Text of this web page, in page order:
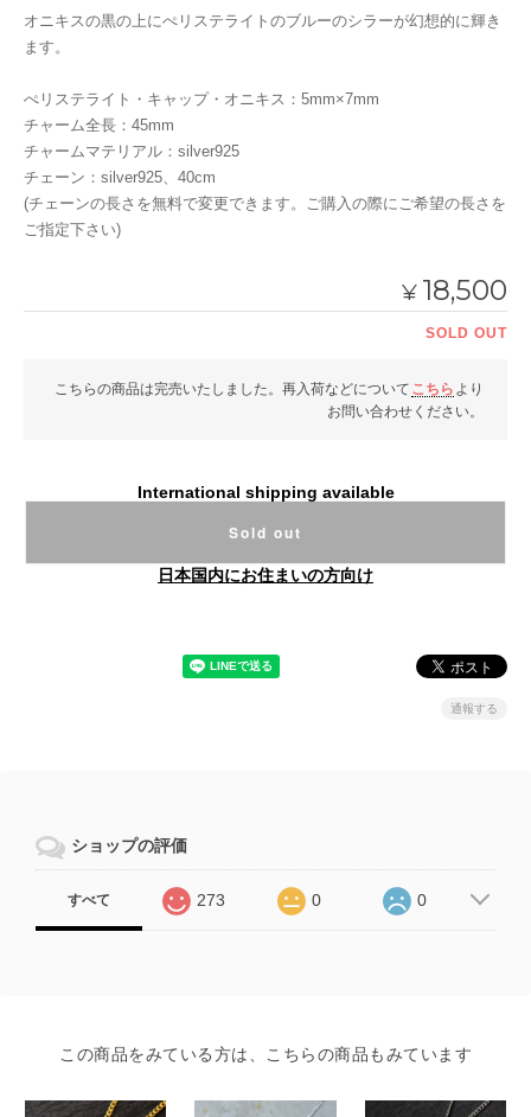
オニキスの黒の上にぺリステライトのブルーのシラーが幻想的に輝き
ます。
ぺリステライト・キャップ・オニキス：5mm×7mm
チャーム全長：45mm
チャームマテリアル：silver925
チェーン：silver925、40cm
(チェーンの長さを無料で変更できます。ご購入の際にご希望の長さを
ご指定下さい)
¥ 18,500
SOLD OUT
こちらの商品は完売いたしました。再入荷などについて こちら より
お問い合わせください。
International shipping available
Sold out
日本国内にお住まいの方向け
通報する
ショップの評価
すべて 273 0 0
この商品をみている方は、こちらの商品もみています